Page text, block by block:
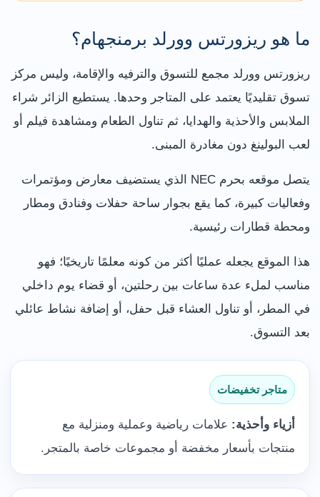
ما هو ريزورتس وورلد برمنجهام؟
ريزورتس وورلد مجمع للتسوق والترفيه والإقامة، وليس مركز
تسوق تقليديًا يعتمد على المتاجر وحدها. يستطيع الزائر شراء
الملابس والأحذية والهدايا، ثم تناول الطعام ومشاهدة فيلم أو
لعب البولينغ دون مغادرة المبنى.
يتصل موقعه بحرم NEC الذي يستضيف معارض ومؤتمرات
وفعاليات كبيرة، كما يقع بجوار ساحة حفلات وفنادق ومطار
ومحطة قطارات رئيسية.
هذا الموقع يجعله عمليًا أكثر من كونه معلمًا تاريخيًا؛ فهو
مناسب لملء عدة ساعات بين رحلتين، أو قضاء يوم داخلي
في المطر، أو تناول العشاء قبل حفل، أو إضافة نشاط عائلي
بعد التسوق.
متاجر تخفيضات
أزياء وأحذية: علامات رياضية وعملية ومنزلية مع
منتجات بأسعار مخفضة أو مجموعات خاصة بالمتجر.